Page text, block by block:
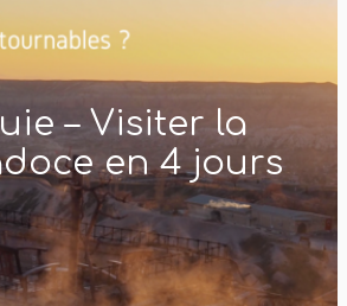
– Visiter la
en 4 jours